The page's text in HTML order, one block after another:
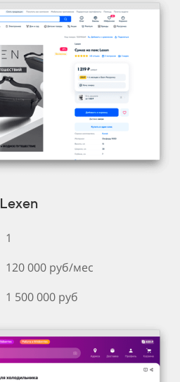
Lexen
1
120 000 руб/мес
1 500 000 руб